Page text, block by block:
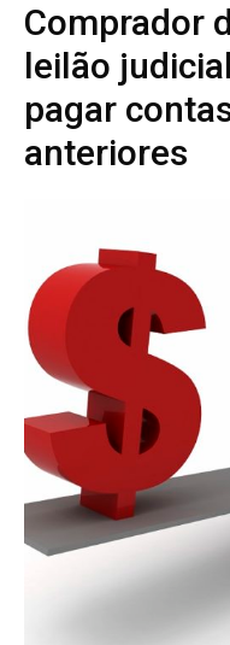
Comprador
leilão
pagar
anteriores